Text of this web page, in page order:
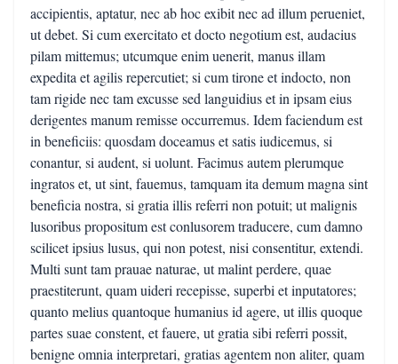
accipientis, aptatur, nec ab hoc exibit nec ad illum perueniet,
ut debet. Si cum exercitato et docto negotium est, audacius
pilam mittemus; utcumque enim uenerit, manus illam
expedita et agilis repercutiet; si cum tirone et indocto, non
tam rigide nec tam excusse sed languidius et in ipsam eius
derigentes manum remisse occurremus. Idem faciendum est
in beneficiis: quosdam doceamus et satis iudicemus, si
conantur, si audent, si uolunt. Facimus autem plerumque
ingratos et, ut sint, fauemus, tamquam ita demum magna sint
beneficia nostra, si gratia illis referri non potuit; ut malignis
lusoribus propositum est conlusorem traducere, cum damno
scilicet ipsius lusus, qui non potest, nisi consentitur, extendi.
Multi sunt tam prauae naturae, ut malint perdere, quae
praestiterunt, quam uideri recepisse, superbi et inputatores;
quanto melius quantoque humanius id agere, ut illis quoque
partes suae constent, et fauere, ut gratia sibi referri possit,
benigne omnia interpretari, gratias agentem non aliter, quam